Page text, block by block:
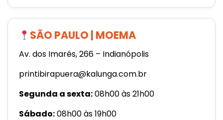
SÃO PAULO | MOEMA
Av. dos Imarés, 266 – Indianópolis
printibirapuera@kalunga.com.br
Segunda a sexta:08h00 às 21h00
Sábado:08h00 às 19h00